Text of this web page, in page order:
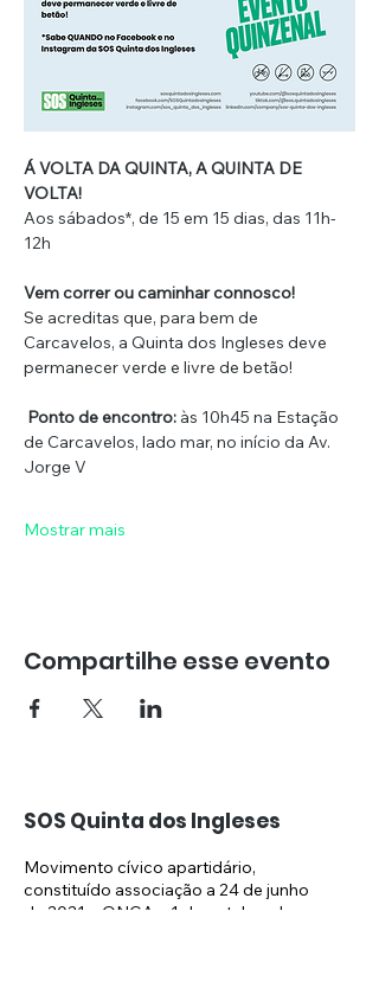
Á VOLTA DA QUINTA, A QUINTA DE
VOLTA!
Aos sábados*, de 15 em 15 dias, das 11h-
12h
Vem correr ou caminhar connosco!
Se acreditas que, para bem de
Carcavelos, a Quinta dos Ingleses deve
permanecer verde e livre de betão!
Ponto de encontro: às 10h45 na Estação
de Carcavelos, lado mar, no início da Av.
Jorge V
Mostrar mais
Compartilhe esse evento
SOS Quinta dos Ingleses
Movimento cívico apartidário,
constituído associação a 24 de junho
de 2021 e ONGA a 1 de outubro de